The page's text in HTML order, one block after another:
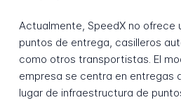
Actualmente, SpeedX no ofrece
puntos de entrega, casilleros
como otros transportistas. El
empresa se centra en entregas
lugar de infraestructura de